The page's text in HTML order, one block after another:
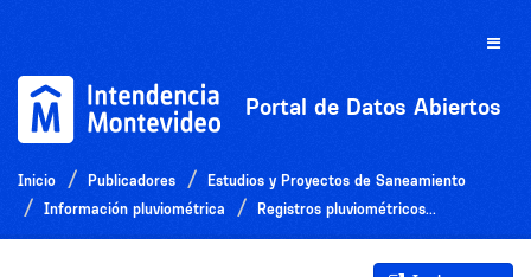
Toggle
Portal de Datos Abiertos
Inicio Publicadores
Estudios y Proyectos de Saneamiento
Información pluviométrica
Registros pluviométricos...